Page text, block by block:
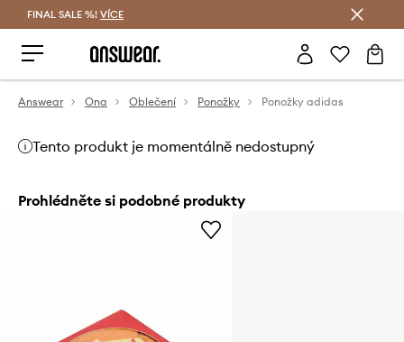
FINAL SALE %! VÍCE
Answear Ona Oblečení Ponožky Ponožky adidas
Tento produkt je momentálně nedostupný
Prohlédněte si podobné produkty